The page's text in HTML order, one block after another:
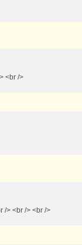
<br />
/> <br /> <br />